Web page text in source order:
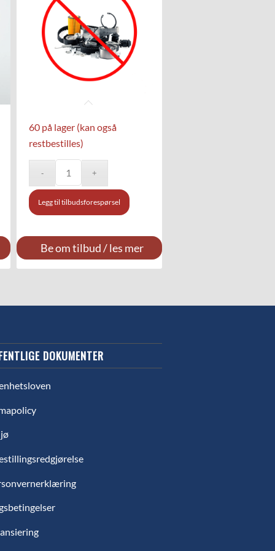
60 på lager (kan også
restbestilles)
Legg til tilbudsforespørsel
Be om tilbud / les mer
DOKUMENTER